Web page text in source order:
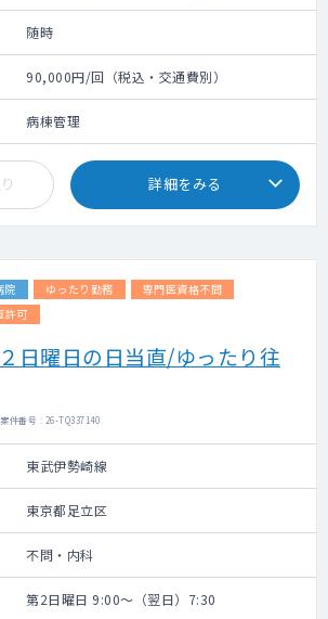
随時
90,000円/回（税込・交通費別）
病棟管理
詳細をみる
院 ゆったり勤務
専門医資格不問
許可
２日曜日の日当直/ゆったり往
件番号 : 26-TQ337140
東武伊勢崎線
東京都足立区
不問・内科
第2日曜日 9:00～（翌日）7:30